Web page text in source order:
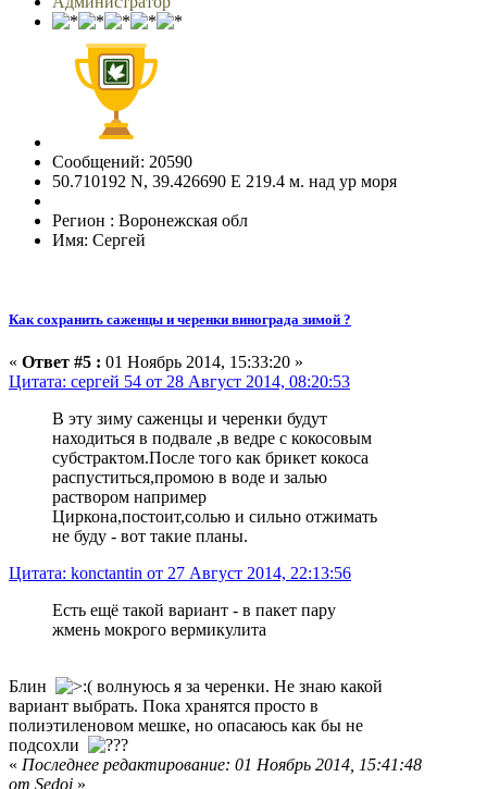
Сообщений: 20590
50.710192 N, 39.426690 E 219.4 м. над ур моря
Регион : Воронежская обл
Имя: Сергей
Как сохранить саженцы и черенки винограда зимой ?
« Ответ #5 : 01 Ноябрь 2014, 15:33:20 »
Цитата: сергей 54 от 28 Август 2014, 08:20:53
В эту зиму саженцы и черенки будут
находиться в подвале ,в ведре с кокосовым
субстрактом.После того как брикет кокоса
распуститься,промою в воде и залью
раствором например
Циркона,постоит,солью и сильно отжимать
не буду - вот такие планы.
Цитата: konctantin от 27 Август 2014, 22:13:56
Есть ещё такой вариант - в пакет пару
жмень мокрого вермикулита
Блин
волнуюсь я за черенки. Не знаю какой
вариант выбрать. Пока хранятся просто в
полиэтиленовом мешке, но опасаюсь как бы не
подсохли
« Последнее редактирование: 01 Ноябрь 2014, 15:41:48
от Sedoi »